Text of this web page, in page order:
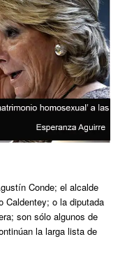
Conde; el alcalde
Caldentey; o la diputada
son sólo algunos de
la larga lista de